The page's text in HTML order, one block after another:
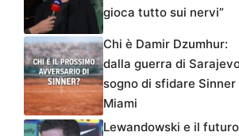
gioca tutto sui nervi”
Chi è Damir Dzumhur:
dalla guerra di
sogno di sfidare Sinner
Miami
Lewandowski e il futuro